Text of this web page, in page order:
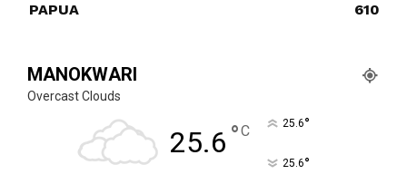
PAPUA
610
MANOKWARI
Overcast Clouds
25.6 °C 25.6°
25.6°